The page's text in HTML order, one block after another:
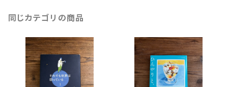
同じカテゴリの商品